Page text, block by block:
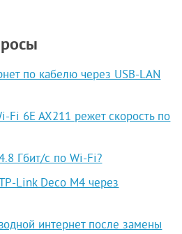
по кабелю через USB-LAN
Fi 6E AX211 режет скорость по
Гбит/с по Wi-Fi?
Link Deco M4 через
интернет после замены